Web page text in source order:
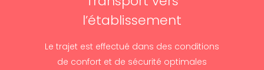
l’établissement
Le trajet est effectué dans des conditions
de confort et de sécurité optimales